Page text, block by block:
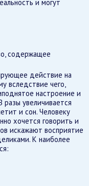
и могут
действие на
вследствие чего,
настроение и
увеличивается
и сон. Человеку
хочется говорить и
искажают восприятие
К наиболее